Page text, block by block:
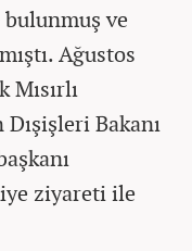
ve
Ağustos
Mısırlı
Bakanı
ziyareti ile